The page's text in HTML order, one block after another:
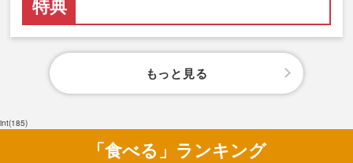
特典
もっと見る
int(185)
「食べる」ランキング